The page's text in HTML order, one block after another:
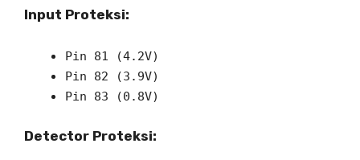
Input Proteksi:
Pin 81 (4.2V)
Pin 82 (3.9V)
Pin 83 (0.8V)
Detector Proteksi: